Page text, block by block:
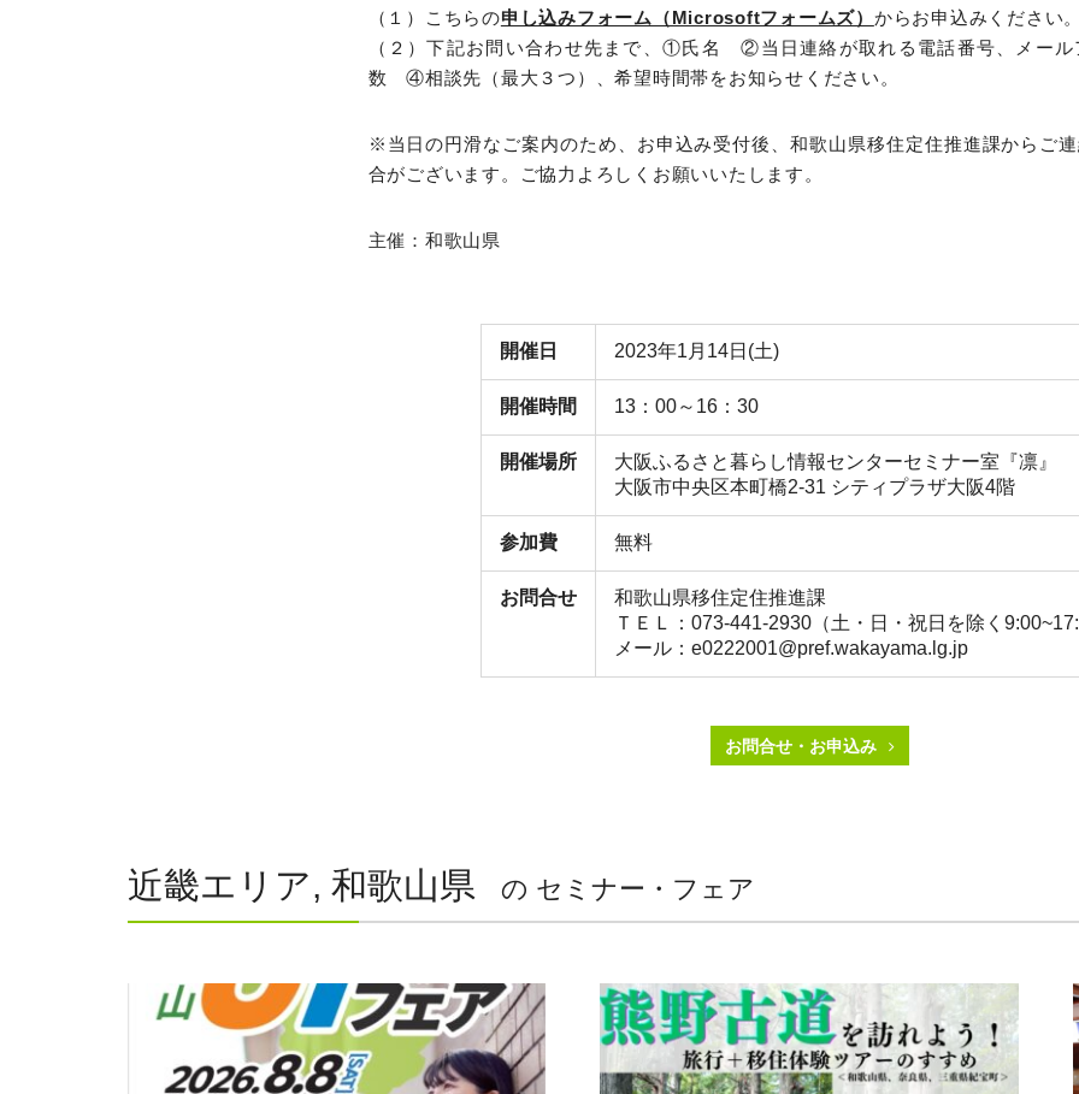
（１）こちらの申し込みフォーム（Microsoftフォームズ） からお申込みください
（２）下記お問い合わせ先まで、①氏名 ②当日連絡が取れる電話番号、メー
数 ④相談先（最大３つ）、希望時間帯をお知らせください。
※当日の円滑なご案内のため、お申込み受付後、和歌山県移住定住推進課からご
合がございます。ご協力よろしくお願いいたします。
主催：和歌山県
開催日 2023年1月14日(土)
開催時間 13：00～16：30
開催場所
大阪ふるさと暮らし情報センターセミナー室『凛』
大阪市中央区本町橋2-31 シティプラザ大阪4階
参加費 無料
お問合せ
和歌山県移住定住推進課
ＴＥＬ：073‐441‐2930（土・日・祝日を除く
メール：e0222001@pref.wakayama.lg.jp
お問合せ・お申込み
近畿エリア, 和歌山県 の セミナー・フェア